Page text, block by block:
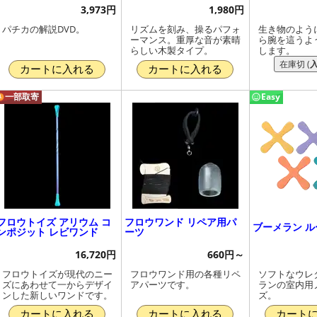
3,973円
パチカの解説DVD。
カートに入れる
1,980円
リズムを刻み、操るパフォ
ーマンス。重厚な音が素晴
らしい木製タイプ。
カートに入れる
生き物のよう
ら腕を這う
します。
在庫切 (
一部取寄
ロウトイズ アリウム コ
ポジット レビワンド
16,720円
フロウトイズが現代のニー
ズにあわせて一からデザイ
ンした新しいワンドです。
カートに入れる
フロウワンド リペア用パ
ーツ
660円～
フロウワンド用の各種リペ
アパーツです。
カートに入れる
Easy
ブーメラン
ソフトなウ
ランの室内用
ズ。
カート